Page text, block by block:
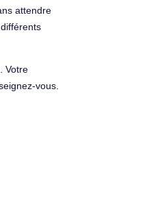
attendre
Votre
vous.